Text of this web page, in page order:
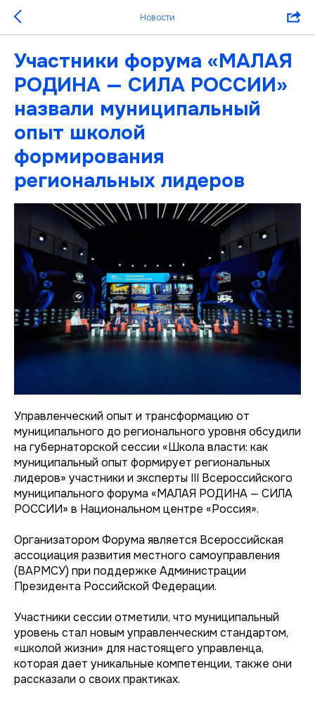
Новости
Участники форума «МАЛАЯ
РОДИНА — СИЛА РОССИИ»
назвали муниципальный
опыт школой
формирования
региональных лидеров
Управленческий опыт и трансформацию от
муниципального до регионального уровня обсудили
на губернаторской сессии «Школа власти: как
муниципальный опыт формирует региональных
лидеров» участники и эксперты III Всероссийского
муниципального форума «МАЛАЯ РОДИНА — СИЛА
РОССИИ» в Национальном центре «Россия».
Организатором Форума является Всероссийская
ассоциация развития местного самоуправления
(ВАРМСУ) при поддержке Администрации
Президента Российской Федерации.
Участники сессии отметили, что муниципальный
уровень стал новым управленческим стандартом,
«школой жизни» для настоящего управленца,
которая дает уникальные компетенции, также они
рассказали о своих практиках.